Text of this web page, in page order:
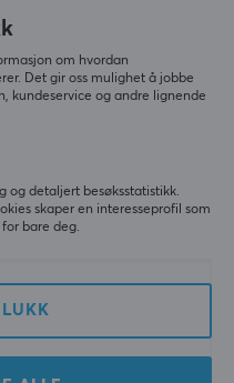
(1)
2049 kr (2980 kr)
om hvordan
Det gir oss mulighet å jobbe
kundeservice og andre lignende
og detaljert besøksstatistikk.
skaper en interesseprofil som
bare deg.
LUKK